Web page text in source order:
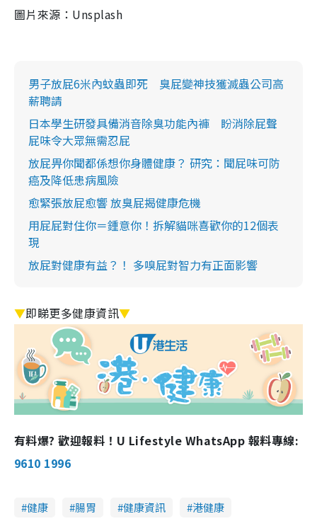
圖片來源：Unsplash
男子放屁6米內蚊蟲即死 臭屁變神技獲滅蟲公司高
薪聘請
日本學生研發具備消音除臭功能內褲 盼消除屁聲
屁味令大眾無需忍屁
放屁畀你聞都係想你身體健康？ 研究：聞屁味可防
癌及降低患病風險
愈緊張放屁愈響 放臭屁揭健康危機
用屁屁對住你＝鍾意你！拆解貓咪喜歡你的12個表
現
放屁對健康有益？！ 多嗅屁對智力有正面影響
▼即睇更多健康資訊▼
有料爆? 歡迎報料！U Lifestyle WhatsApp 報料專線:
9610 1996
健康 腸胃 健康資訊
港健康